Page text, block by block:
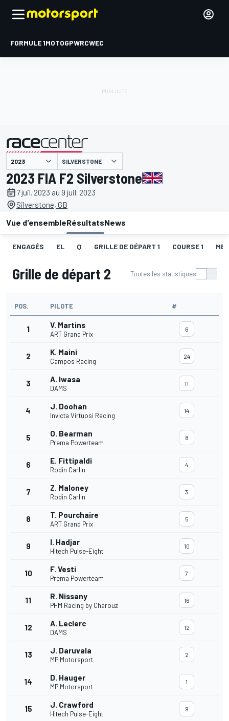
FORMULE 1MOTOGPWRCWEC
présenté par SILVERSTONE
2023 FIA F2 Silverstone
7 juil. 2023 au 9 juil. 2023
Silverstone, GB
Vue d'ensembleRésultatsNews
ENGAGÉS EL Q GRILLE DE DÉPART 1 COURSE 1
Grille de départ 2 Toutes les statistiques
POS. PILOTE #
1 V. Martins
ART Grand Prix
6
2 K. Maini
Campos Racing
24
3 A. Iwasa
DAMS
11
4 J. Doohan
Invicta Virtuosi Racing
14
5 O. Bearman
Prema Powerteam
8
6 E. Fittipaldi
Rodin Carlin
4
7 Z. Maloney
Rodin Carlin
3
8 T. Pourchaire
ART Grand Prix
5
9 I. Hadjar
Hitech Pulse-Eight
10
10 F. Vesti
Prema Powerteam
7
11 R. Nissany
PHM Racing by Charouz
16
12 A. Leclerc
DAMS
12
13 J. Daruvala
MP Motorsport
2
14 D. Hauger
MP Motorsport
1
15 J. Crawford
Hitech Pulse-Eight
9